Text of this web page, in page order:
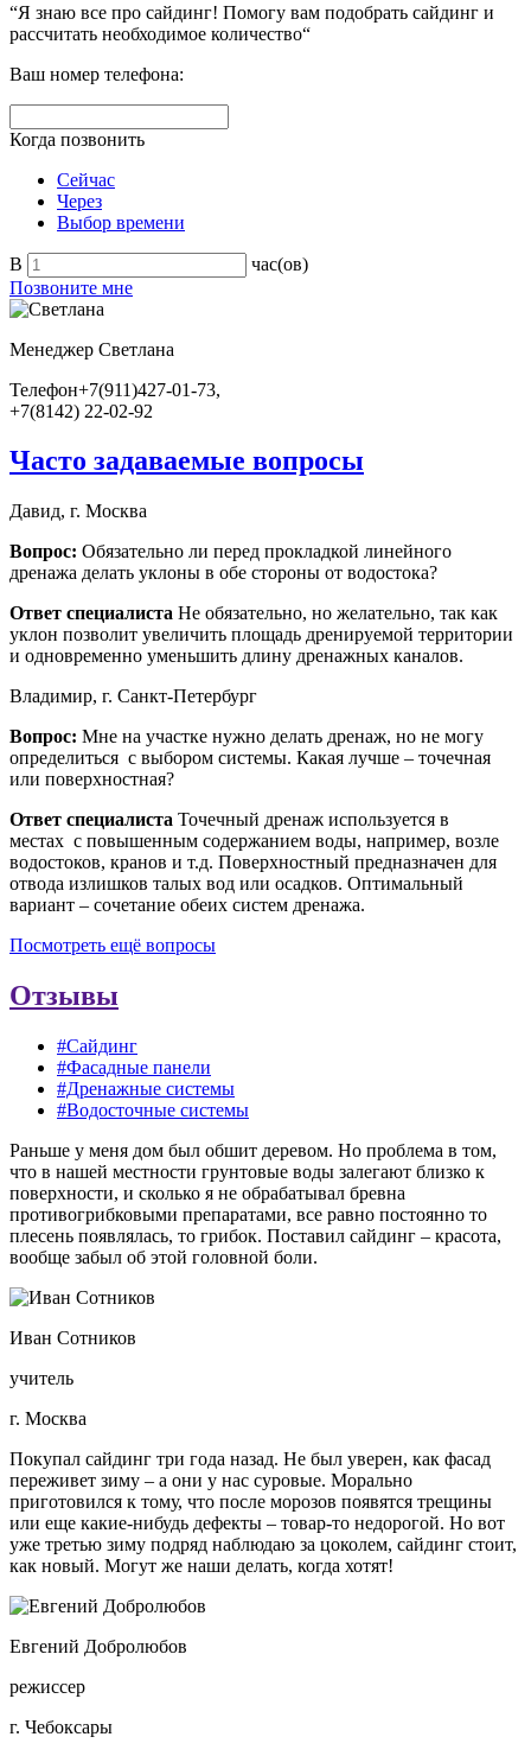
“Я знаю все про сайдинг! Помогу вам подобрать сайдинг и
рассчитать необходимое количество“
Ваш номер телефона:
Когда позвонить
Сейчас
Через
Выбор времени
В
час(ов)
Позвоните мне
Менеджер Светлана
Телефон+7(911)427-01-73,
+7(8142) 22-02-92
Часто задаваемые вопросы
Давид, г. Москва
Вопрос: Обязательно ли перед прокладкой линейного
дренажа делать уклоны в обе стороны от водостока?
Ответ специалиста Не обязательно, но желательно, так как
уклон позволит увеличить площадь дренируемой территории
и одновременно уменьшить длину дренажных каналов.
Владимир, г. Санкт-Петербург
Вопрос: Мне на участке нужно делать дренаж, но не могу
определиться с выбором системы. Какая лучше – точечная
или поверхностная?
Ответ специалиста Точечный дренаж используется в
местах с повышенным содержанием воды, например, возле
водостоков, кранов и т.д. Поверхностный предназначен для
отвода излишков талых вод или осадков. Оптимальный
вариант – сочетание обеих систем дренажа.
Посмотреть ещё вопросы
Отзывы
#Сайдинг
#Фасадные панели
#Дренажные системы
#Водосточные системы
Раньше у меня дом был обшит деревом. Но проблема в том,
что в нашей местности грунтовые воды залегают близко к
поверхности, и сколько я не обрабатывал бревна
противогрибковыми препаратами, все равно постоянно то
плесень появлялась, то грибок. Поставил сайдинг – красота,
вообще забыл об этой головной боли.
Иван Сотников
учитель
г. Москва
Покупал сайдинг три года назад. Не был уверен, как фасад
переживет зиму – а они у нас суровые. Морально
приготовился к тому, что после морозов появятся трещины
или еще какие-нибудь дефекты – товар-то недорогой. Но вот
уже третью зиму подряд наблюдаю за цоколем, сайдинг стоит,
как новый. Могут же наши делать, когда хотят!
Евгений Добролюбов
режиссер
г. Чебоксары